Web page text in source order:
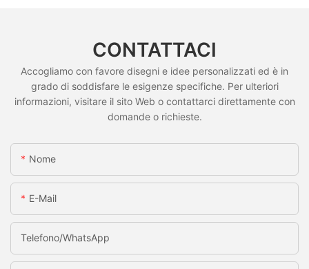
CONTATTACI
Accogliamo con favore disegni e idee personalizzati ed è in
grado di soddisfare le esigenze specifiche. Per ulteriori
informazioni, visitare il sito Web o contattarci direttamente con
domande o richieste.
Nome
E-Mail
Telefono/WhatsApp